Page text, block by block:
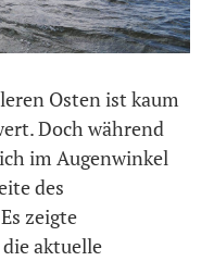
Osten ist kaum
Doch während
im Augenwinkel
des
zeigte
aktuelle